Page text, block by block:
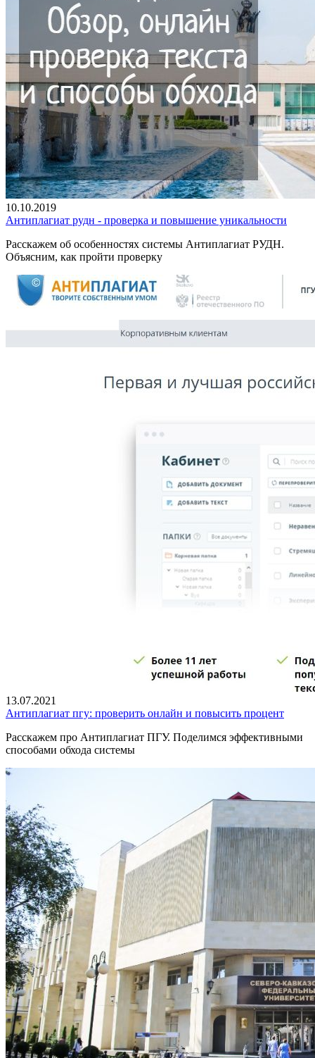
10.10.2019
Антиплагиат рудн - проверка и повышение уникальности
Расскажем об особенностях системы Антиплагиат РУДН.
Объясним, как пройти проверку
13.07.2021
Антиплагиат пгу: проверить онлайн и повысить процент
Расскажем про Антиплагиат ПГУ. Поделимся эффективными
способами обхода системы